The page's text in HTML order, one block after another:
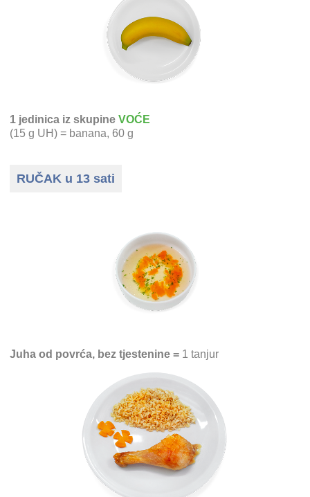
1 jedinica iz skupine VOĆE
(15 g UH) = banana, 60 g
RUČAK u 13 sati
Juha od povrća, bez tjestenine = 1 tanjur